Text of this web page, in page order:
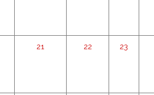
21 22 23